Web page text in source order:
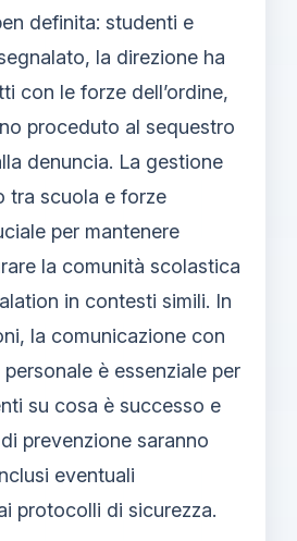
definita: studenti e
la direzione ha
con le forze dell’ordine,
proceduto al sequestro
denuncia. La gestione
tra scuola e forze
per mantenere
la comunità scolastica
in contesti simili. In
la comunicazione con
è essenziale per
su cosa è successo e
prevenzione saranno
eventuali
protocolli di sicurezza.